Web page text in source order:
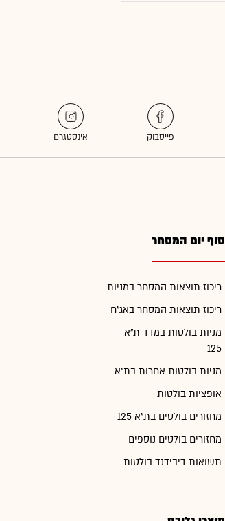
סוף יום המסחר
ריכוז תוצאות המסחר במניות
ריכוז תוצאות המסחר באג"ח
מניות בולטות במדד ת"א
125
מניות בולטות אחרות בת"א
אופציות בולטות
מחזורים בולטים בת"א 125
מחזורים בולטים נוספים
תשואות דיבידנד בולטות